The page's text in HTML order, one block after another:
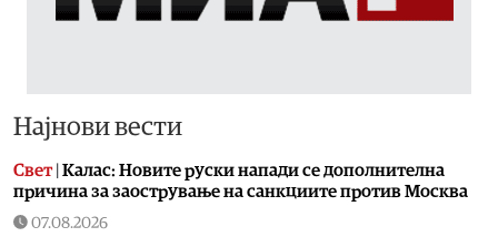
Најнови вести
Свет| Калас: Новите руски напади се дополнителна
причина за заострување на санкциите против Москва
07.08.2026